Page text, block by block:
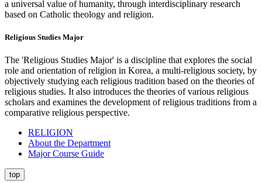
a universal value of humanity, through interdisciplinary research
based on Catholic theology and religion.
Religious Studies Major
The 'Religious Studies Major' is a discipline that explores the social
role and orientation of religion in Korea, a multi-religious society, by
objectively studying each religious tradition based on the theories of
religious studies. It also introduces the theories of various religious
scholars and examines the development of religious traditions from a
comparative religious perspective.
RELIGION
About the Department
Major Course Guide
top